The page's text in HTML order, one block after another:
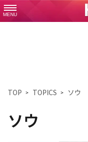
MENU
TOP TOPICS ソウ
ソウ